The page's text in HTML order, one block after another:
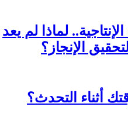
لماذا لم يعد
الإنجاز؟
أثناء التحدث؟